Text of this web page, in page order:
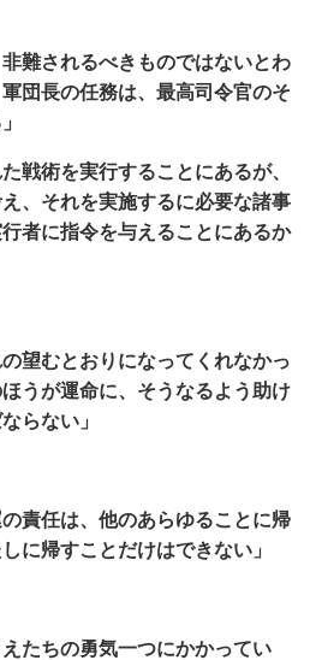
非難されるべきものではないとわ
団長の任務は、最高司令官のそ
戦術を実行することにあるが、
、それを実施するに必要な諸事
者に指令を与えることにあるか
望むとおりになってくれなかっ
うが運命に、そうなるよう助け
らない」
の責任は、他のあらゆることに帰
に帰すことだけはできない」
えたちの勇気一つにかかってい